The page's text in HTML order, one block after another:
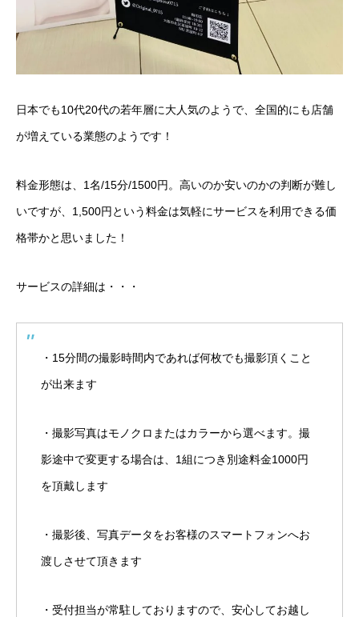
日本でも10代20代の若年層に大人気のようで、全国的にも店舗
が増えている業態のようです！
料金形態は、1名/15分/1500円。高いのか安いのかの判断が難し
いですが、1,500円という料金は気軽にサービスを利用できる価
格帯かと思いました！
サービスの詳細は・・・
・15分間の撮影時間内であれば何枚でも撮影頂くこと
が出来ます
・撮影写真はモノクロまたはカラーから選べます。撮
影途中で変更する場合は、1組につき別途料金1000円
を頂戴します
・撮影後、写真データをお客様のスマートフォンへお
渡しさせて頂きます
・受付担当が常駐しておりますので、安心してお越し